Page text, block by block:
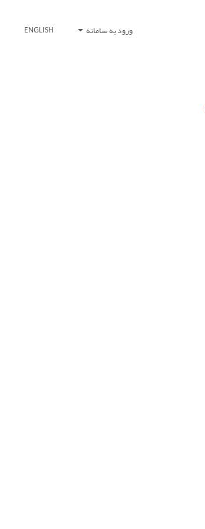
ورود به سامانه ENGLISH